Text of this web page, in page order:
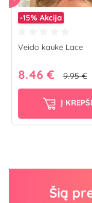
-15% Akcija
Veido kaukė Lace
8.46 € 9.95 €
Į
Šią